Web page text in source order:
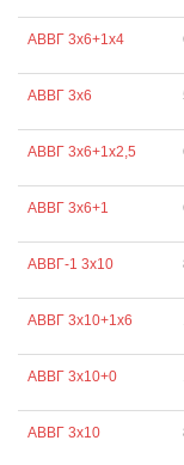
АВВГ 3х6+1х4
АВВГ 3х6
АВВГ 3х6+1х2,5
АВВГ 3х6+1
АВВГ-1 3х10
АВВГ 3х10+1х6
АВВГ 3х10+0
АВВГ 3х10